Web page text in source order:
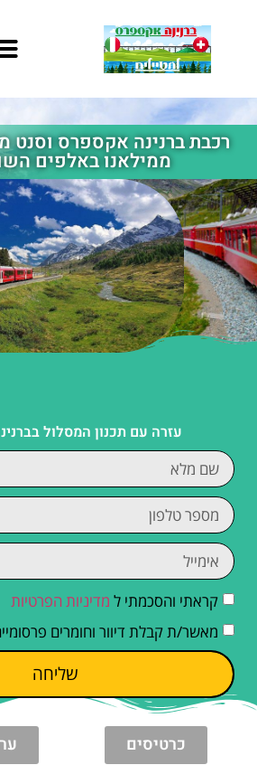
רכבת ברנינה אקספרס וסנט
ממילאנו באלפים
עזרה עם תכנון המסלול
קראתי והסכמתי ל מדיניות הפרטיות
מאשר/ת קבלת דיוור וחומרים
שליחה
כרטיסים